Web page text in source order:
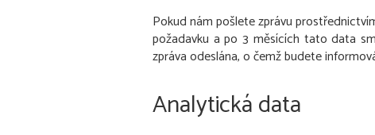
Pokud nám pošlete zprávu
požadavku a po 3 měsících tato data
zpráva odeslána, o čemž budete
Analytická data